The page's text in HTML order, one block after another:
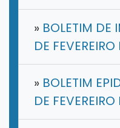
» BOLETIM DE
DE
» BOLETIM
DE